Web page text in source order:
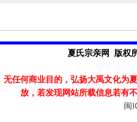
夏氏宗亲网 版权
任何商业目的，弘扬大禹文化为
放，若发现网站所载信息若有
闽